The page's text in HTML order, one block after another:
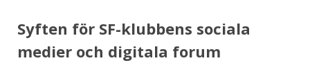
Syften för SF-klubbens sociala
medier och digitala forum